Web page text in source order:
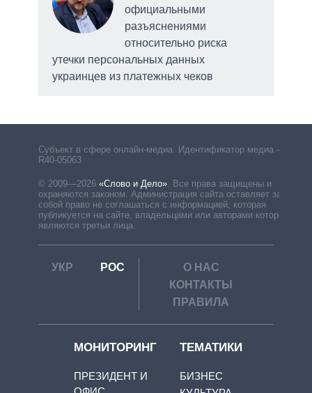
официальными
разъяснениями
относительно риска
утечки персональных данных
украинцев из платежных чеков
Субъект в сфере онлайн-медиа. Идентификатор медиа –
R40-05063
© 2009—2026 «Слово и Дело». Все права защищены и
охраняются законом. Администрация сайта оставляет за
собой право не соглашаться с информацией, которая
публикуется на сайте, владельцами или авторами которой
являются третьи лица.
УКР РОС
О НАС
КОНТАКТЫ
ПРАВИЛА
МОНИТОРИНГ
ПРЕЗИДЕНТ И
ТЕМАТИКИ
БИЗНЕС